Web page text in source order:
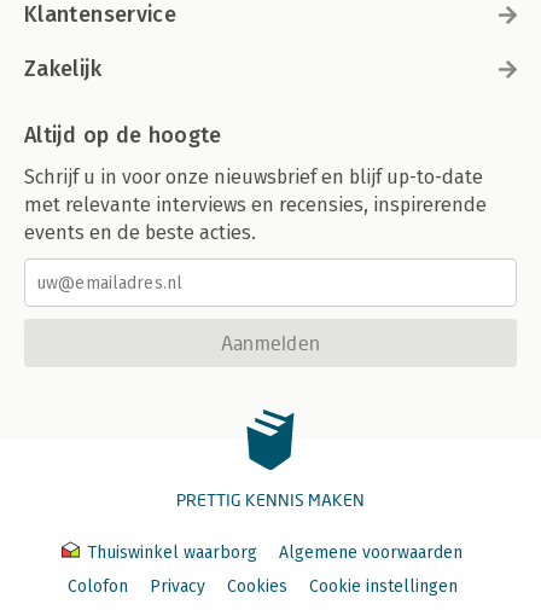
Klantenservice
Zakelijk
Altijd op de hoogte
Schrijf u in voor onze nieuwsbrief en blijf up-to-date
met relevante interviews en recensies, inspirerende
events en de beste acties.
Aanmelden
PRETTIG KENNIS MAKEN
Thuiswinkel waarborg
Algemene voorwaarden
Colofon
Privacy Cookies Cookie instellingen